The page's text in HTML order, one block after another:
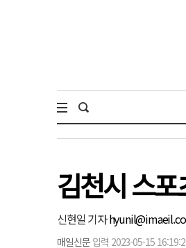
김천시 스
신현일 기자
매일신문 입력 2023-05-15